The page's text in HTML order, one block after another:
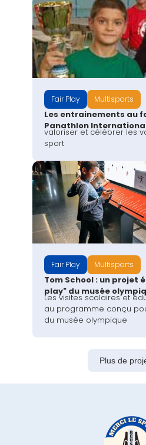
Fair Play Multisports
Les entrainements au
Panathlon
valoriser et célébrer les
sport
Fair Play Multisports
Tom School : un projet
play" du musée
Les visites scolaires et
au programme conçu
du musée olympique
Plus de